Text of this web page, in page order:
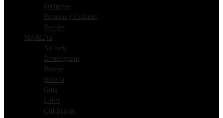
Perfumes
Pulseras y Collares
Relojes
MARCAS
Airborn
Birmingham
Bowen
Bolivia
Gola
Lotus
Old Bridge